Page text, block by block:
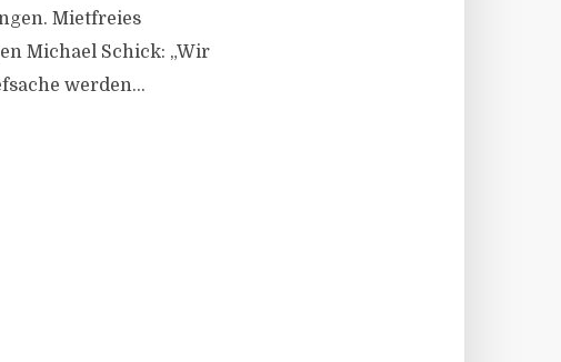
Mietfreies
Michael Schick: „Wir
werden...